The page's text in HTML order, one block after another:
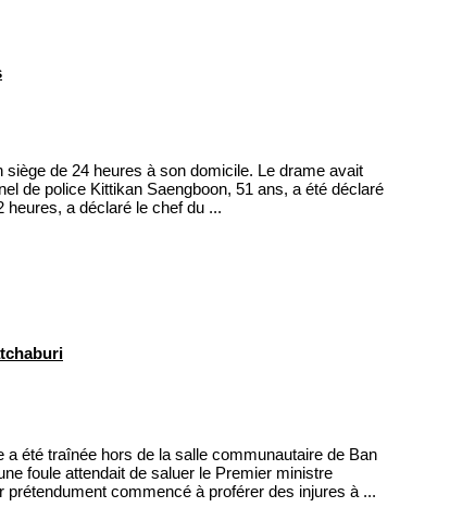
de 24 heures à son domicile. Le drame avait
de police Kittikan Saengboon, 51 ans, a été déclaré
heures, a déclaré le chef du ...
été traînée hors de la salle communautaire de Ban
foule attendait de saluer le Premier ministre
commencé à proférer des injures à ...